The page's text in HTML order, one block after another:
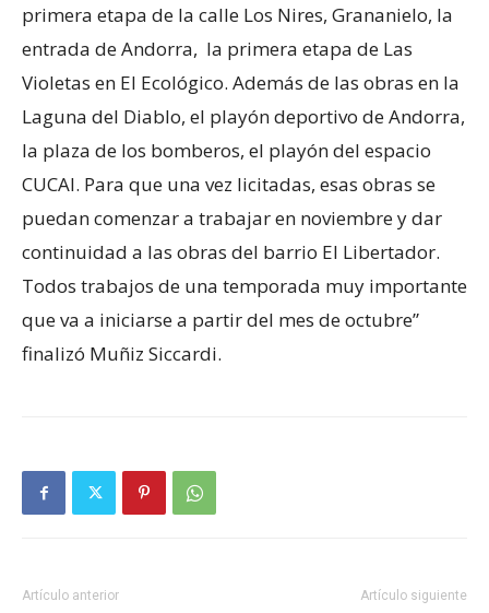
primera etapa de la calle Los Nires, Grananielo, la
entrada de Andorra, la primera etapa de Las
Violetas en El Ecológico. Además de las obras en la
Laguna del Diablo, el playón deportivo de Andorra,
la plaza de los bomberos, el playón del espacio
CUCAI. Para que una vez licitadas, esas obras se
puedan comenzar a trabajar en noviembre y dar
continuidad a las obras del barrio El Libertador.
Todos trabajos de una temporada muy importante
que va a iniciarse a partir del mes de octubre”
finalizó Muñiz Siccardi.
Artículo anterior Artículo siguiente